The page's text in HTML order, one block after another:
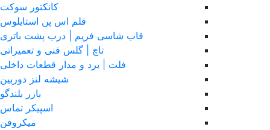
کانکتور سوکت
قلم اس پن استایلوس
قاب شاسی فریم | درب پشت باتری
تاچ | گلس فنی و تعمیراتی
فلت | برد و مدار قطعات داخلی
شیشه لنز دوربین
بازر بلندگو
اسپیکر تماس
میکروفن